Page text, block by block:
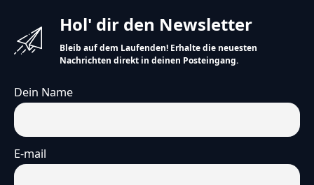
Hol' dir den Newsletter
Bleib auf dem Laufenden! Erhalte die neuesten
Nachrichten direkt in deinen Posteingang.
Dein Name
E-mail